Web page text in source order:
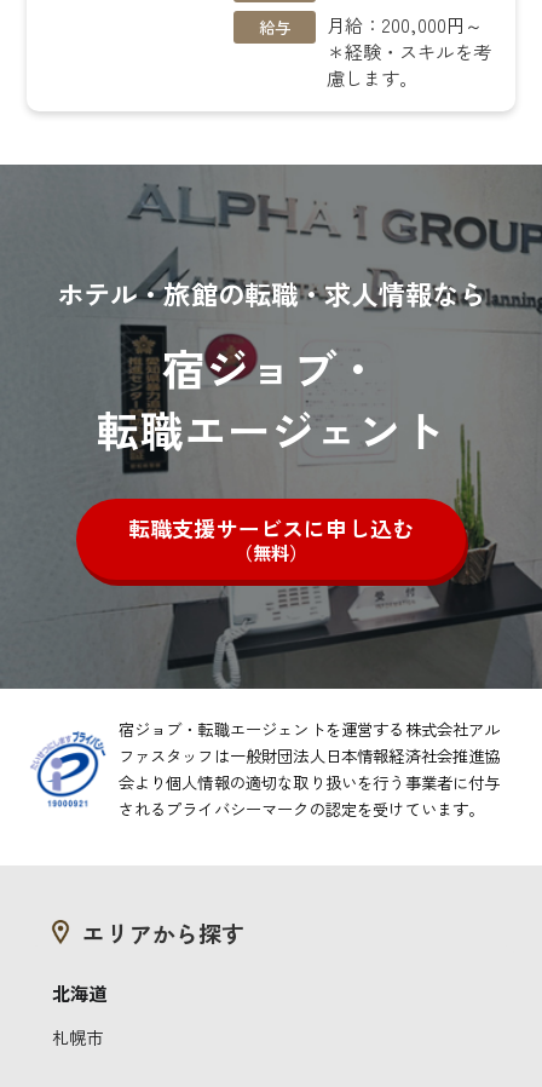
給与
月給：200,000円～
＊経験・スキルを考
慮します。
ホテル・旅館の転職・求人情報なら
宿ジョブ・
転職エージェント
転職支援サービスに申し込む
（無料）
宿ジョブ・転職エージェントを運営する株式会社アル
ファスタッフは一般財団法人日本情報経済社会推進協
会より個人情報の適切な取り扱いを行う事業者に付与
されるプライバシーマークの認定を受けています。
エリアから探す
北海道
札幌市